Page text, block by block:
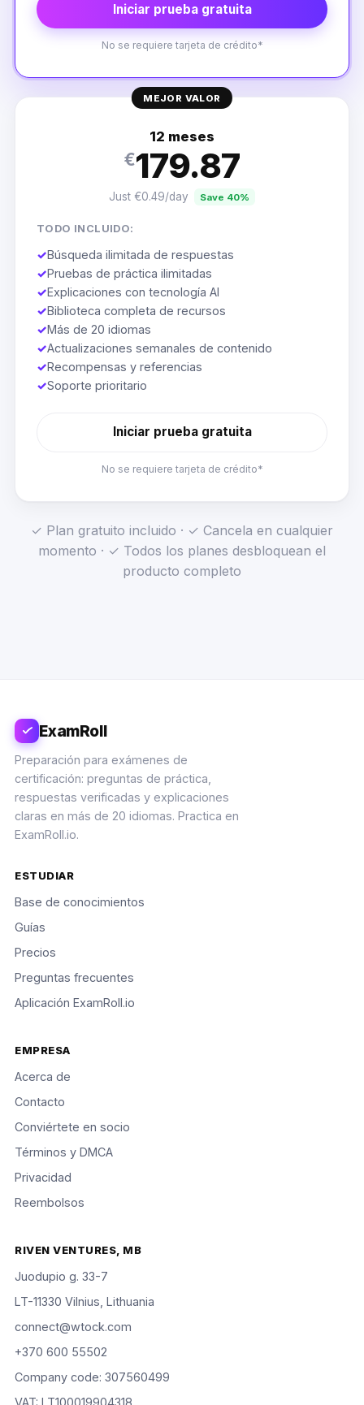
Iniciar prueba gratuita
No se requiere tarjeta de crédito*
MEJOR VALOR
12 meses
€179.87
Just €0.49/day Save 40%
TODO INCLUIDO:
✓Búsqueda ilimitada de respuestas
✓Pruebas de práctica ilimitadas
✓Explicaciones con tecnología AI
✓Biblioteca completa de recursos
✓Más de 20 idiomas
✓Actualizaciones semanales de contenido
✓Recompensas y referencias
✓Soporte prioritario
Iniciar prueba gratuita
No se requiere tarjeta de crédito*
✓ Plan gratuito incluido · ✓ Cancela en cualquier
momento · ✓ Todos los planes desbloquean el
producto completo
ExamRoll
Preparación para exámenes de
certificación: preguntas de práctica,
respuestas verificadas y explicaciones
claras en más de 20 idiomas. Practica en
ExamRoll.io.
ESTUDIAR
Base de conocimientos
Guías
Precios
Preguntas frecuentes
Aplicación ExamRoll.io
EMPRESA
Acerca de
Contacto
Conviértete en socio
Términos y DMCA
Privacidad
Reembolsos
RIVEN VENTURES, MB
Juodupio g. 33-7
LT-11330 Vilnius, Lithuania
connect@wtock.com
+370 600 55502
Company code: 307560499
VAT: LT100019904318